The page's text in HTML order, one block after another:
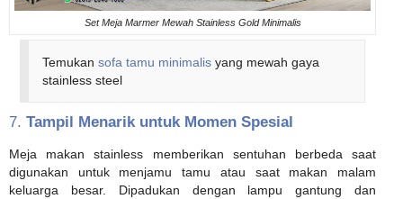
Set Meja Marmer Mewah Stainless Gold Minimalis
Temukansofa tamu minimalis yang mewah gaya
stainless steel
7. Tampil Menarik untuk Momen Spesial
Meja makan stainless memberikan sentuhan berbeda saat
digunakan untuk menjamu tamu atau saat makan malam
keluarga besar. Dipadukan dengan lampu gantung dan